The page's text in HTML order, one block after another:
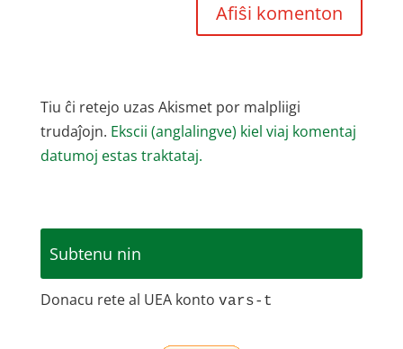
Tiu ĉi retejo uzas Akismet por malpliigi
trudaĵojn. Ekscii (anglalingve) kiel viaj komentaj
datumoj estas traktataj.
Subtenu nin
Donacu rete al UEA konto vars-t